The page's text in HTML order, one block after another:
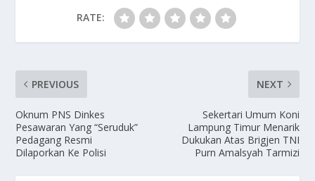
RATE:
PREVIOUS
Oknum PNS Dinkes
Pesawaran Yang “Seruduk”
Pedagang Resmi
Dilaporkan Ke Polisi
NEXT
Sekertari Umum Koni
Lampung Timur Menarik
Dukukan Atas Brigjen TNI
Purn Amalsyah Tarmizi